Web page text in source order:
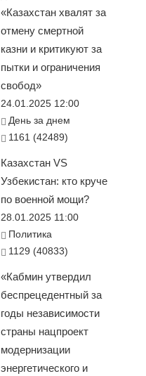
«Казахстан хвалят за
отмену смертной
казни и критикуют за
пытки и ограничения
свобод»
24.01.2025 12:00
День за днем
1161 (42489)
Казахстан VS
Узбекистан: кто круче
по военной мощи?
28.01.2025 11:00
Политика
1129 (40833)
«Кабмин утвердил
беспрецедентный за
годы независимости
страны нацпроект
модернизации
энергетического и